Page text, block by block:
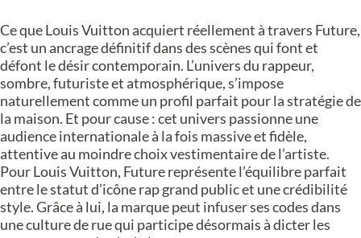
Ce que Louis Vuitton acquiert réellement à travers Future,
c’est un ancrage définitif dans des scènes qui font et
défont le désir contemporain. L’univers du rappeur,
sombre, futuriste et atmosphérique, s’impose
naturellement comme un profil parfait pour la stratégie de
la maison. Et pour cause : cet univers passionne une
audience internationale à la fois massive et fidèle,
attentive au moindre choix vestimentaire de l’artiste.
Pour Louis Vuitton, Future représente l’équilibre parfait
entre le statut d’icône rap grand public et une crédibilité
style. Grâce à lui, la marque peut infuser ses codes dans
une culture de rue qui participe désormais à dicter les